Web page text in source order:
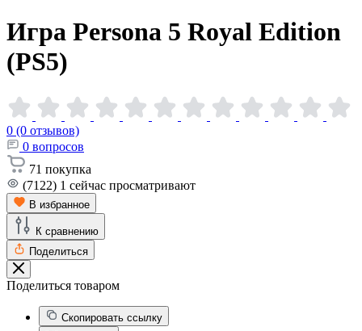
Игра Persona 5 Royal Edition
(PS5)
0 (0 отзывов)
0 вопросов
71 покупка
(7122) 1 сейчас просматривают
В избранное
К сравнению
Поделиться
Поделиться товаром
Скопировать ссылку